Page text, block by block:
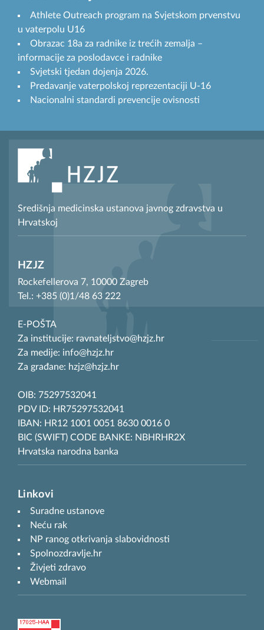
Athlete Outreach program na Svjetskom prvenstvu
u vaterpolu U16
Obrazac 18a za radnike iz trećih zemalja –
informacije za poslodavce i radnike
Svjetski tjedan dojenja 2026.
Predavanje vaterpolskoj reprezentaciji U-16
Nacionalni standardi prevencije ovisnosti
Središnja medicinska ustanova javnog zdravstva u
Hrvatskoj
HZJZ
Rockefellerova 7, 10000 Zagreb
Tel.: +385 (0)1/48 63 222
E-POŠTA
Za institucije: ravnateljstvo@hzjz.hr
Za medije: info@hzjz.hr
Za građane: hzjz@hzjz.hr
OIB: 75297532041
PDV ID: HR75297532041
IBAN: HR12 1001 0051 8630 0016 0
BIC (SWIFT) CODE BANKE: NBHRHR2X
Hrvatska narodna banka
Linkovi
Suradne ustanove
Neću rak
NP ranog otkrivanja slabovidnosti
Spolnozdravlje.hr
Živjeti zdravo
Webmail